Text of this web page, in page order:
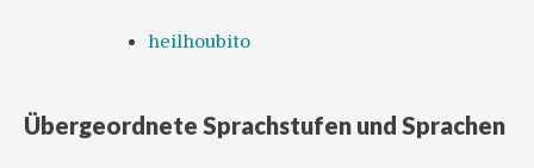
heilhoubito
Übergeordnete Sprachstufen und Sprachen